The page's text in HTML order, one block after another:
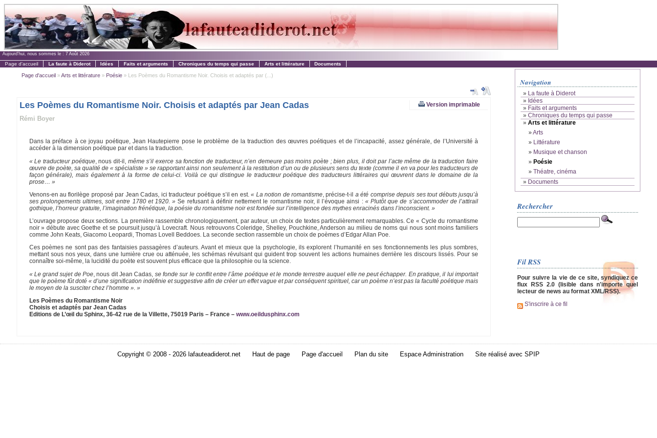
Aujourd'hui, nous sommes le : 7 Août 2026
Page d'accueil La faute à Diderot Idées Faits et arguments Chroniques du temps qui passe Arts et littérature Documents
Page d'accueil»Arts et littérature» Poésie» Les Poèmes du Romantisme Noir. Choisis et adaptés par (...)
Version imprimable
Les Poèmes du Romantisme Noir. Choisis et adaptés par Jean Cadas
Rémi Boyer
Dans la préface à ce joyau poétique, Jean Hautepierre pose le problème de la traduction des œuvres poétiques et de l’incapacité, assez générale, de l’Université à
accéder à la dimension poétique par et dans la traduction.
« Le traducteur poétique, nous dit-il, même s’il exerce sa fonction de traducteur, n’en demeure pas moins poète ; bien plus, il doit par l’acte même de la traduction faire
œuvre de poète, sa qualité de « spécialiste » se rapportant ainsi non seulement à la restitution d’un ou de plusieurs sens du texte (comme il en va pour les traducteurs de
façon générale), mais également à la forme de celui-ci. Voilà ce qui distingue le traducteur poétique des traducteurs littéraires qui œuvrent dans le domaine de la
prose… »
Venons-en au florilège proposé par Jean Cadas, ici traducteur poétique s’il en est.« La notion de romantisme , précise-t-il a été comprise depuis ses tout débuts jusqu’à
ses prolongements ultimes, soit entre 1780 et 1920. » Se refusant à définir nettement le romantisme noir, il l’évoque ainsi : « Plutôt que de s’accommoder de l’attirail
gothique, l’horreur gratuite, l’imagination frénétique, la poésie du romantisme noir est fondée sur l’intelligence des mythes enracinés dans l’inconscient. »
L’ouvrage propose deux sections. La première rassemble chronologiquement, par auteur, un choix de textes particulièrement remarquables. Ce « Cycle du romantisme
noir » débute avec Goethe et se poursuit jusqu’à Lovecraft. Nous retrouvons Coleridge, Shelley, Pouchkine, Anderson au milieu de noms qui nous sont moins familiers
comme John Keats, Giacomo Leopardi, Thomas Lovell Beddoes. La seconde section rassemble un choix de poèmes d’Edgar Allan Poe.
Ces poèmes ne sont pas des fantaisies passagères d’auteurs. Avant et mieux que la psychologie, ils explorent l’humanité en ses fonctionnements les plus sombres,
mettant sous nos yeux, dans une lumière crue ou atténuée, les schémas révulsant qui guident trop souvent les actions humaines derrière les discours lissés. Pour se
connaître soi-même, la lucidité du poète est souvent plus efficace que la philosophie ou la science.
« Le grand sujet de Poe , nous dit Jean Cadas, se fonde sur le conflit entre l’âme poétique et le monde terrestre auquel elle ne peut échapper. En pratique, il lui importait
que le poème fût doté « d’une signification indéfinie et suggestive afin de créer un effet vague et par conséquent spirituel, car un poème n’est pas la faculté poétique mais
le moyen de la susciter chez l’homme ». »
Les Poèmes du Romantisme Noir
Choisis et adaptés par Jean Cadas
Editions de L’œil du Sphinx, 36-42 rue de la Villette, 75019 Paris – France – www.oeildusphinx.com
Navigation
» La faute à Diderot
» Idées
» Faits et arguments
» Chroniques du temps qui passe
» Arts et littérature
»Arts
» Littérature
» Musique et chanson
» Poésie
» Théatre, cinéma
» Documents
Rechercher
Fil RSS
Pour suivre la vie de ce site, syndiquez ce
flux RSS 2.0 (lisible dans n'importe quel
lecteur de news au format XML/RSS).
S'inscrire à ce fil
Copyright © 2008 - 2026 lafauteadiderot.net Haut de page Page d'accueil Plan du site Espace Administration Site réalisé avec SPIP